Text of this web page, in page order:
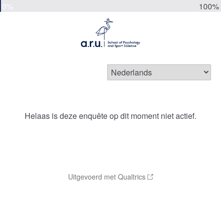
100%
Helaas is deze enquête op dit moment niet actief.
Uitgevoerd met Qualtrics